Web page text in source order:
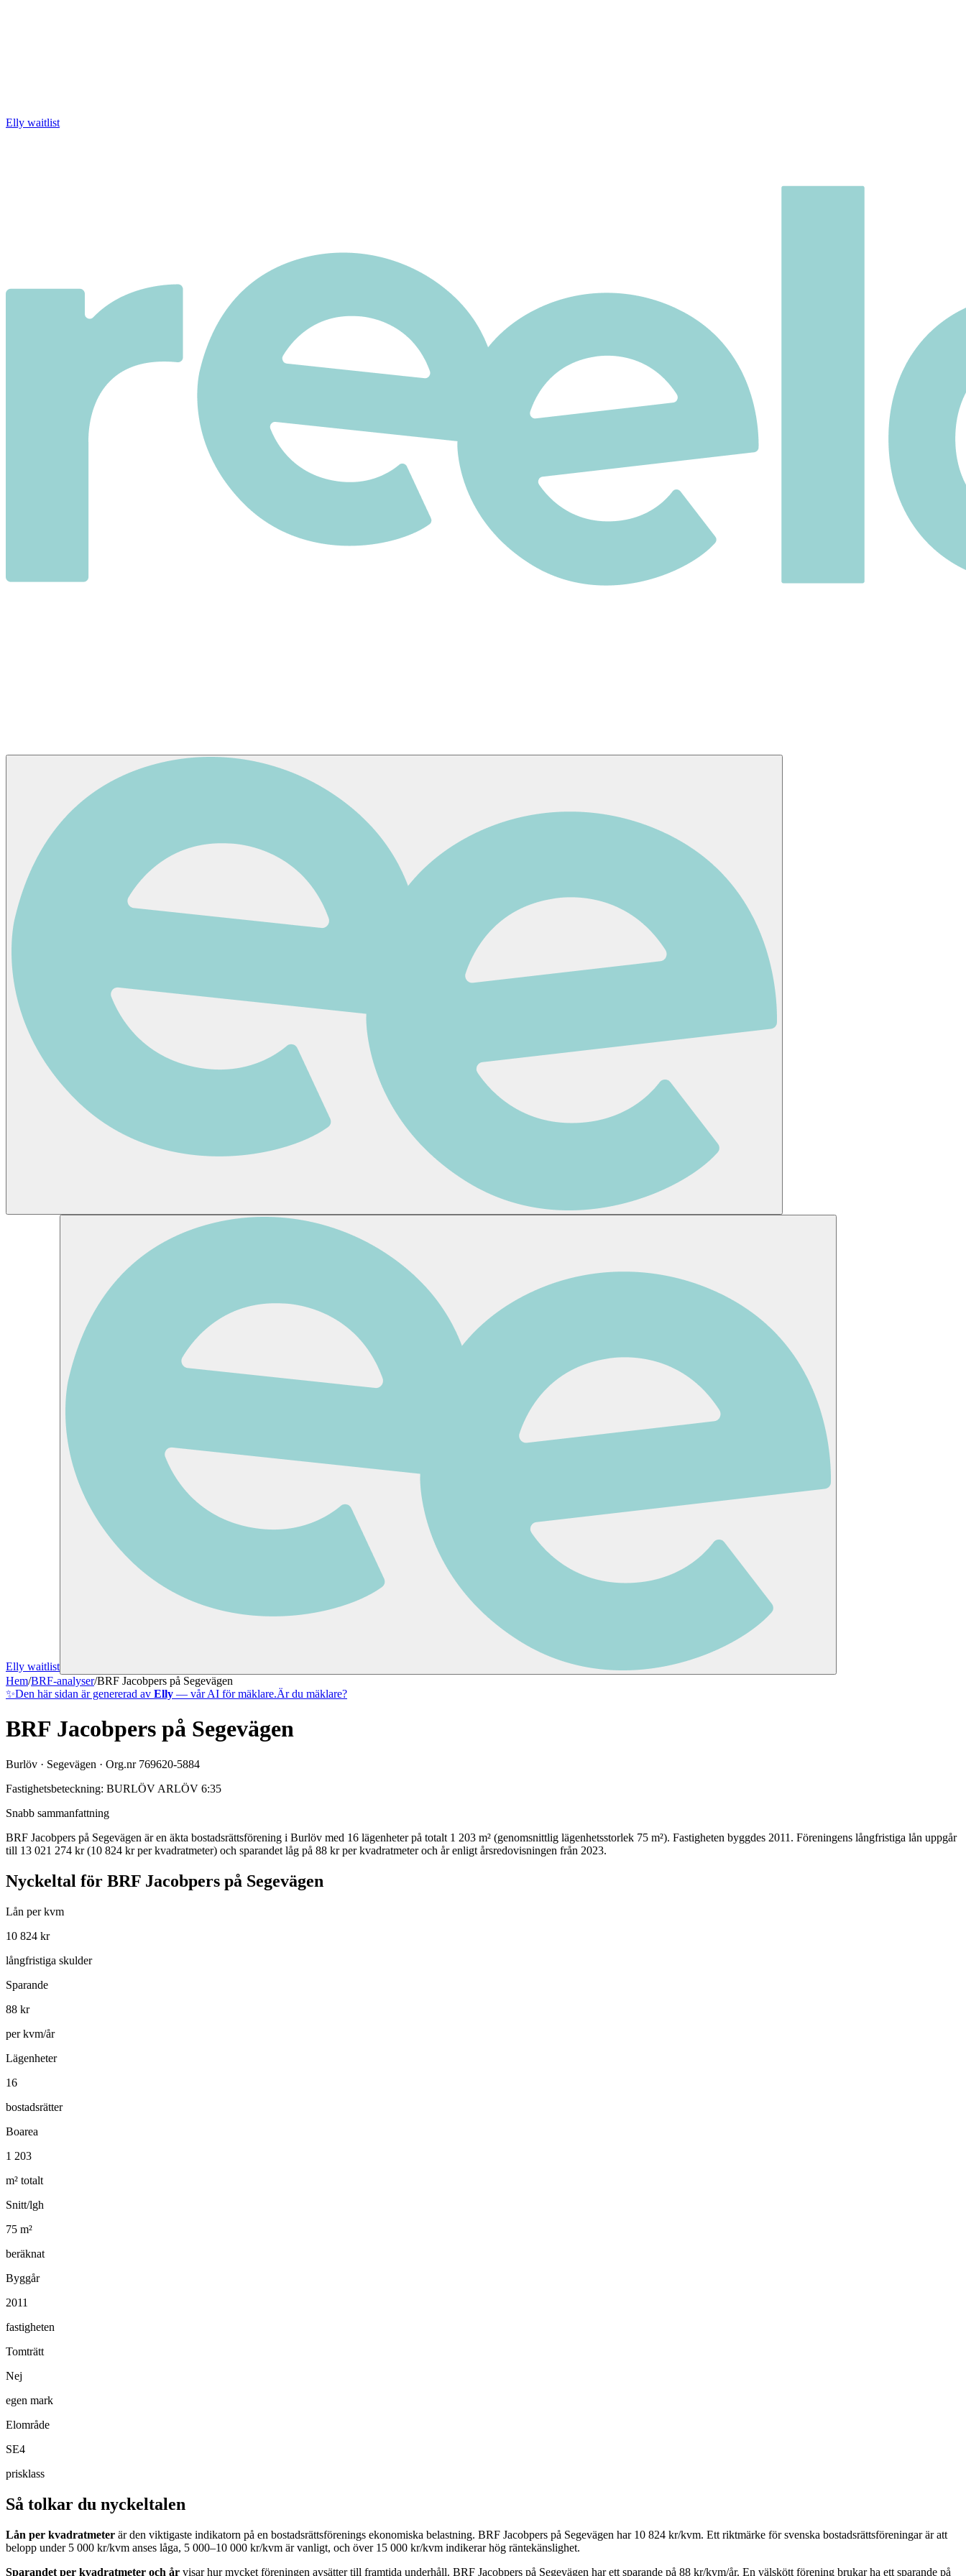
Elly waitlist
Elly waitlist
Hem/BRF-analyser/BRF Jacobpers på Segevägen
✨Den här sidan är genererad av Elly — vår AI för mäklare.Är du mäklare?
BRF Jacobpers på Segevägen
Burlöv · Segevägen · Org.nr 769620-5884
Fastighetsbeteckning: BURLÖV ARLÖV 6:35
Snabb sammanfattning
BRF Jacobpers på Segevägen är en äkta bostadsrättsförening i Burlöv med 16 lägenheter på totalt 1 203 m² (genomsnittlig lägenhetsstorlek 75 m²). Fastigheten byggdes 2011 . Föreningens långfristiga lån uppgår
till 13 021 274 kr (10 824 kr per kvadratmeter) och sparandet låg på 88 kr per kvadratmeter och år enligt årsredovisningen från 2023.
Nyckeltal för BRF Jacobpers på Segevägen
Lån per kvm
10 824 kr
långfristiga skulder
Sparande
88 kr
per kvm/år
Lägenheter
16
bostadsrätter
Boarea
1 203
m² totalt
Snitt/lgh
75 m²
beräknat
Byggår
2011
fastigheten
Tomträtt
Nej
egen mark
Elområde
SE4
prisklass
Så tolkar du nyckeltalen
Lån per kvadratmeter är den viktigaste indikatorn på en bostadsrättsförenings ekonomiska belastning. BRF Jacobpers på Segevägen har 10 824 kr/kvm. Ett riktmärke för svenska bostadsrättsföreningar är att
belopp under 5 000 kr/kvm anses låga, 5 000–10 000 kr/kvm är vanligt, och över 15 000 kr/kvm indikerar hög räntekänslighet.
Sparandet per kvadratmeter och år visar hur mycket föreningen avsätter till framtida underhåll. BRF Jacobpers på Segevägen har ett sparande på 88 kr/kvm/år. En välskött förening brukar ha ett sparande på